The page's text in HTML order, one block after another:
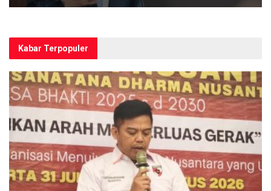
Kabar Terpopuler